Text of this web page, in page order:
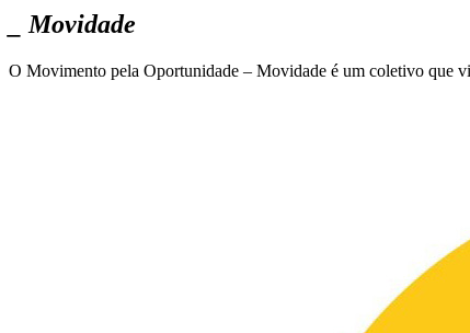
_ Movidade
O Movimento pela Oportunidade – Movidade é um coletivo que